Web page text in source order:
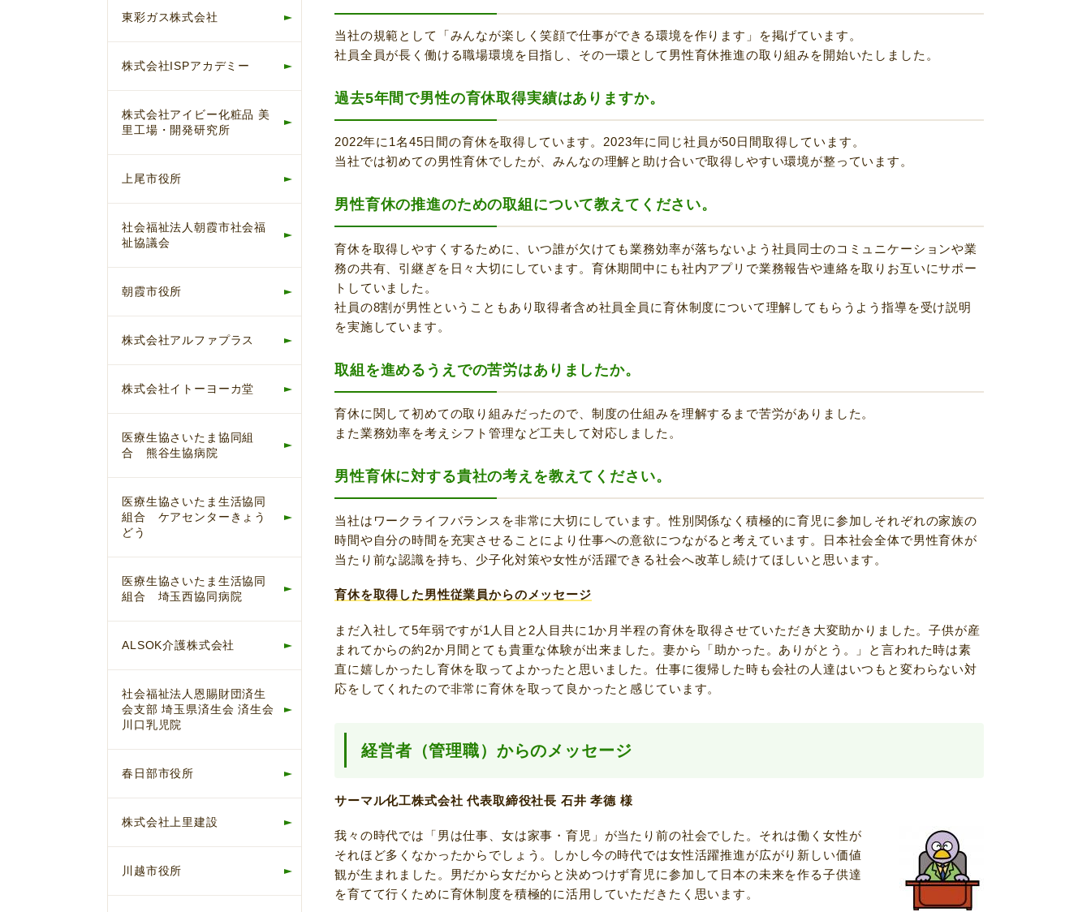
東彩ガス株式会社
株式会社ISPアカデミー
株式会社アイビー化粧品 美
里工場・開発研究所
上尾市役所
社会福祉法人朝霞市社会福
祉協議会
朝霞市役所
株式会社アルファプラス
株式会社イトーヨーカ堂
医療生協さいたま協同組
合 熊谷生協病院
医療生協さいたま生活協同
組合 ケアセンターきょう
どう
医療生協さいたま生活協同
組合 埼玉西協同病院
ALSOK介護株式会社
社会福祉法人恩賜財団済生
会支部 埼玉県済生会 済生会
川口乳児院
春日部市役所
株式会社上里建設
川越市役所
当社の規範として「みんなが楽しく笑顔で仕事ができる環境を作ります」を掲げています。
社員全員が長く働ける職場環境を目指し、その一環として男性育休推進の取り組みを開始いたしました。
過去5年間で男性の育休取得実績はありますか。
2022年に1名45日間の育休を取得しています。2023年に同じ社員が50日間取得しています。
当社では初めての男性育休でしたが、みんなの理解と助け合いで取得しやすい環境が整っています。
男性育休の推進のための取組について教えてください。
育休を取得しやすくするために、いつ誰が欠けても業務効率が落ちないよう社員同士のコミュニケーションや業
務の共有、引継ぎを日々大切にしています。育休期間中にも社内アプリで業務報告や連絡を取りお互いにサポー
トしていました。
社員の8割が男性ということもあり取得者含め社員全員に育休制度について理解してもらうよう指導を受け説明
を実施しています。
取組を進めるうえでの苦労はありましたか。
育休に関して初めての取り組みだったので、制度の仕組みを理解するまで苦労がありました。
また業務効率を考えシフト管理など工夫して対応しました。
男性育休に対する貴社の考えを教えてください。
当社はワークライフバランスを非常に大切にしています。性別関係なく積極的に育児に参加しそれぞれの家族の
時間や自分の時間を充実させることにより仕事への意欲につながると考えています。日本社会全体で男性育休が
当たり前な認識を持ち、少子化対策や女性が活躍できる社会へ改革し続けてほしいと思います。
育休を取得した男性従業員からのメッセージ
まだ入社して5年弱ですが1人目と2人目共に1か月半程の育休を取得させていただき大変助かりました。子供が産
まれてからの約2か月間とても貴重な体験が出来ました。妻から「助かった。ありがとう。」と言われた時は素
直に嬉しかったし育休を取ってよかったと思いました。仕事に復帰した時も会社の人達はいつもと変わらない対
応をしてくれたので非常に育休を取って良かったと感じています。
経営者（管理職）からのメッセージ
サーマル化工株式会社 代表取締役社長 石井 孝德 様
我々の時代では「男は仕事、女は家事・育児」が当たり前の社会でした。それは働く女性が
それほど多くなかったからでしょう。しかし今の時代では女性活躍推進が広がり新しい価値
観が生まれました。男だから女だからと決めつけず育児に参加して日本の未来を作る子供達
を育てて行くために育休制度を積極的に活用していただきたく思います。